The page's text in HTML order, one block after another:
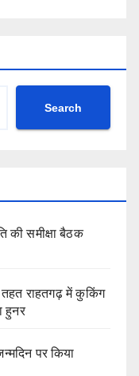
Search
की समीक्षा बैठक
तहत राहतगढ़ में कुकिंग
हुनर
पर किया